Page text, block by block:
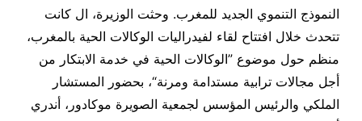
النموذج التنموي الجديد للمغرب. وحثت الوزيرة، ال كانت
تتحدث خلال افتتاح لقاء لفيدراليات الوكالات الحية بالمغرب،
منظم حول موضوع ”الوكالات الحية في خدمة الابتكار من
أجل مجالات ترابية مستدامة ومرنة“، بحضور المستشار
الملكي والرئيس المؤسس لجمعية الصويرة موكادور، أندري